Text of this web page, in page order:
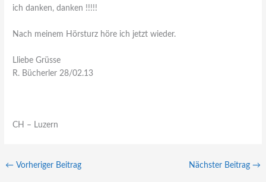
ich danken, danken !!!!!
Nach meinem Hörsturz höre ich jetzt wieder.
Lliebe Grüsse
R. Bücherler 28/02.13
CH – Luzern
← Vorheriger Beitrag Nächster Beitrag →